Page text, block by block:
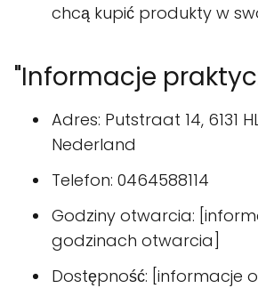
chcą kupić produkty w
"Informacje
Adres: Putstraat 14, 6131
Nederland
Telefon: 0464588114
Godziny otwarcia:
godzinach otwarcia]
Dostępność: [informacje